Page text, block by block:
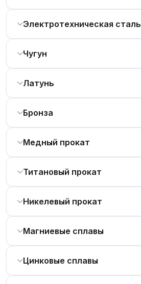
Электротехническая сталь
Чугун
Латунь
Бронза
Медный прокат
Титановый прокат
Никелевый прокат
Магниевые сплавы
Цинковые сплавы